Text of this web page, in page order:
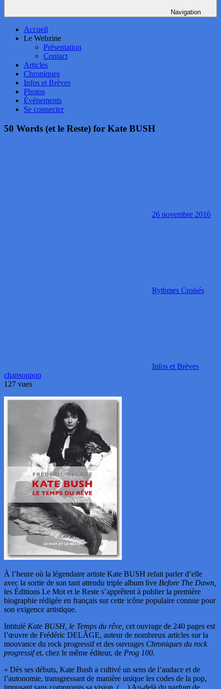
Navigation
Accueil
Le Webzine
Présentation
Contact
Articles
Chroniques
Infos et Brèves
Photos
Événements
Se connecter
50 Words (et le Reste) for Kate BUSH
26 novembre 2016
Rythmes Croisés
Infos et Brèves
chansonpop
127 vues
À l’heure où la légendaire artiste Kate BUSH refait parler d’elle
avec la sortie de son tant attendu triple album live Before The Dawn,
les Éditions Le Mot et le Reste s’apprêtent à publier la première
biographie rédigée en français sur cette icône populaire connue pour
son exigence artistique.
Intitulé Kate BUSH, le Temps du rêve, cet ouvrage de 240 pages est
l’œuvre de Frédéric DELÂGE, auteur de nombreux articles sur la
mouvance du rock progressif et des ouvrages Chroniques du rock
progressifet, chez le même éditeur, de Prog 100.
« Dès ses débuts, Kate Bush a cultivé un sens de l’audace et de
l’autonomie, transgressant de manière unique les codes de la pop,